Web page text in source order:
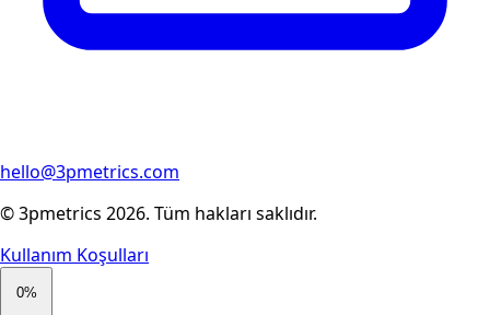
hello@3pmetrics.com
© 3pmetrics 2026. Tüm hakları saklıdır.
Kullanım Koşulları
0%